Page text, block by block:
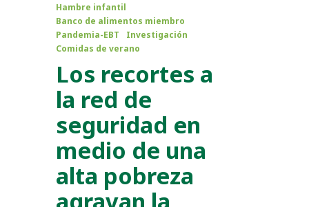
Hambre infantil
Banco de alimentos miembro
Pandemia-EBT
Investigación
Comidas de verano
Los recortes a
la red de
seguridad en
medio de una
alta pobreza
agravan la